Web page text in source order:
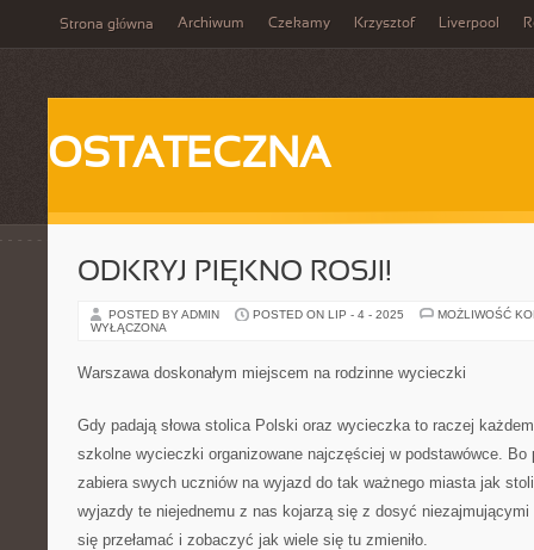
Strona główna Archiwum Czekamy Krzysztof Liverpool
OSTATECZNA
ODKRYJ PIĘKNO ROSJI!
POSTED BY ADMIN POSTED ON LIP - 4 - 2025
MOŻLIWOŚĆ
WYŁĄCZONA
Warszawa doskonałym miejscem na rodzinne wycieczki
Gdy padają słowa stolica Polski oraz wycieczka to raczej
szkolne wycieczki organizowane najczęściej w podstawówce. Bo
zabiera swych uczniów na wyjazd do tak ważnego miasta jak
wyjazdy te niejednemu z nas kojarzą się z dosyć
się przełamać i zobaczyć jak wiele się tu zmieniło.